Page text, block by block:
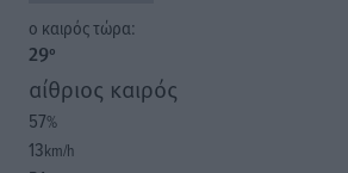
o καιρός τώρα:
29°
αίθριος καιρός
57%
13km/h